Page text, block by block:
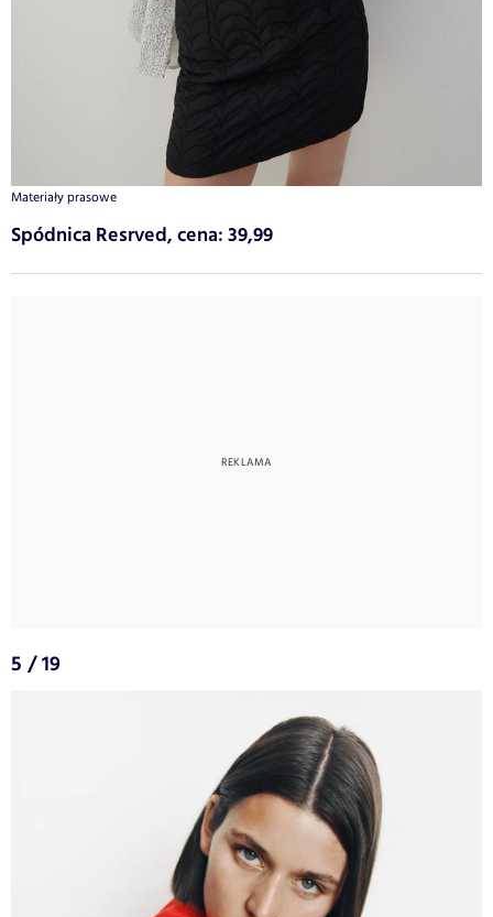
Materiały prasowe
Spódnica Resrved, cena: 39,99
5 / 19